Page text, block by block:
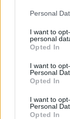
Personal
I want to
personal
Opted In
I want to
Personal
Opted In
I want to
Personal
Opted In